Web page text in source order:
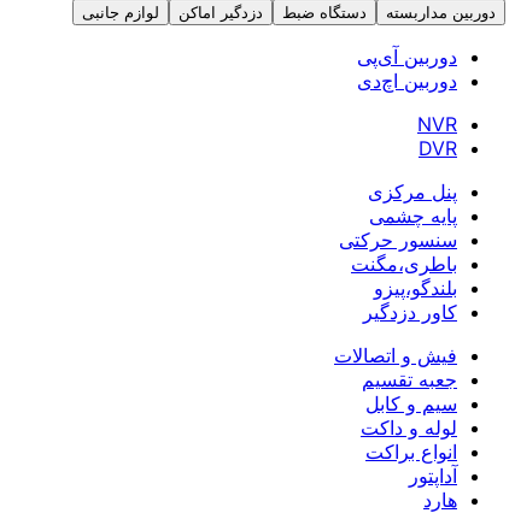
دوربین مداربسته دستگاه ضبط دزدگیر اماکن لوازم جانبی
دوربین آی‌پی
دوربین اچ‌دی
NVR
DVR
پنل مرکزی
پایه چشمی
سنسور حرکتی
باطری،مگنت
بلندگو،پیزو
کاور دزدگیر
فیش و اتصالات
جعبه تقسیم
سیم و کابل
لوله و داکت
انواع براکت
آداپتور
هارد